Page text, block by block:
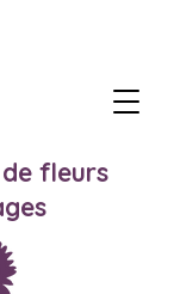
de fleurs